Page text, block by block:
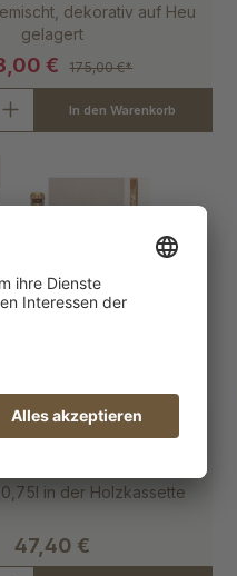
dekorativ auf Heu
gelagert
€ 175,00 €*
In den Warenkorb
Bewertung von 5 von 5
perfekt!"
in der Holzkassette
47,40 €